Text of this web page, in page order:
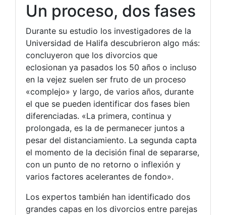
Un proceso, dos fases
Durante su estudio los investigadores de la
Universidad de Halifa descubrieron algo más:
concluyeron que los divorcios que
eclosionan ya pasados los 50 años o incluso
en la vejez suelen ser fruto de un proceso
«complejo» y largo, de varios años, durante
el que se pueden identificar dos fases bien
diferenciadas. «La primera, continua y
prolongada, es la de permanecer juntos a
pesar del distanciamiento. La segunda capta
el momento de la decisión final de separarse,
con un punto de no retorno o inflexión y
varios factores acelerantes de fondo».
Los expertos también han identificado dos
grandes capas en los divorcios entre parejas